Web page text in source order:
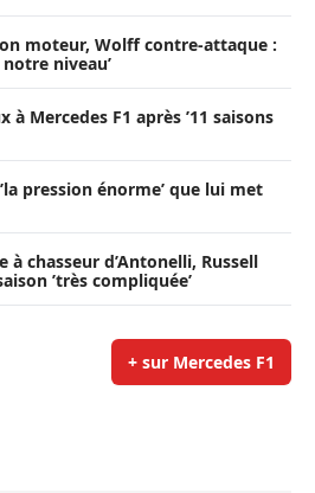
moteur, Wolff contre-attaque :
niveau’
à Mercedes F1 après ’11 saisons
pression énorme’ que lui met
chasseur d’Antonelli, Russell
’très compliquée’
+ sur Mercedes F1